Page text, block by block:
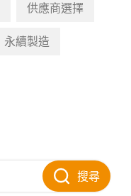
供應商選擇
永續製造
搜尋